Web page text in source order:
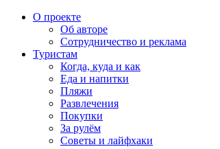
О проекте
Об авторе
Сотрудничество и реклама
Туристам
Когда, куда и как
Еда и напитки
Пляжи
Развлечения
Покупки
За рулём
Советы и лайфхаки